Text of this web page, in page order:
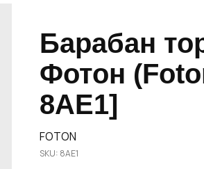
Барабан
Фотон
8AE1]
FOTON
SKU: 8AE1